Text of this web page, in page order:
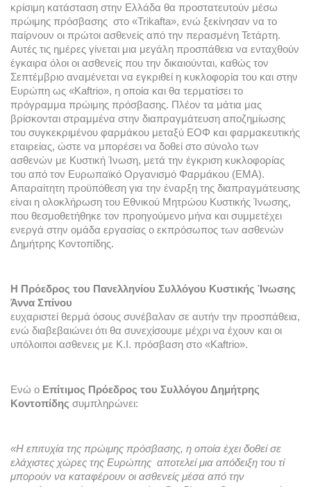
κρίσιμη κατάσταση στην Ελλάδα θα προστατευτούν μέσω
πρώιμης πρόσβασης  στο «Trikafta», ενώ ξεκίνησαν να το
παίρνουν οι πρώτοι ασθενείς από την περασμένη Τετάρτη.
Αυτές τις ημέρες γίνεται μια μεγάλη προσπάθεια να ενταχθούν
έγκαιρα όλοι οι ασθενείς που την δικαιούνται, καθώς τον
Σεπτέμβριο αναμένεται να εγκριθεί η κυκλοφορία του και στην
Ευρώπη ως «Kaftrio», η οποία και θα τερματίσει το
πρόγραμμα πρώιμης πρόσβασης. Πλέον τα μάτια μας
βρίσκονται στραμμένα στην διαπραγμάτευση αποζημίωσης
του συγκεκριμένου φαρμάκου μεταξύ ΕΟΦ και φαρμακευτικής
εταιρείας, ώστε να μπορέσει να δοθεί στο σύνολο των
ασθενών με Κυστική Ίνωση, μετά την έγκριση κυκλοφορίας
του από τον Ευρωπαϊκό Οργανισμό Φαρμάκου (ΕΜΑ).
Απαραίτητη προϋπόθεση για την έναρξη της διαπραγμάτευσης
είναι η ολοκλήρωση του Εθνικού Μητρώου Κυστικής Ίνωσης,
που θεσμοθετήθηκε τον προηγούμενο μήνα και συμμετέχει
ενεργά στην ομάδα εργασίας ο εκπρόσωπος των ασθενών
Δημήτρης Κοντοπίδης.
Η Πρόεδρος του Πανελληνίου Συλλόγου Κυστικής Ίνωσης
Άννα Σπίνου
ευχαριστεί θερμά όσους συνέβαλαν σε αυτήν την προσπάθεια,
ενώ διαβεβαιώνει ότι θα συνεχίσουμε μέχρι να έχουν και οι
υπόλοιποι ασθενεις με Κ.Ι. πρόσβαση στο «Kaftrio».
Ενώ ο Επίτιμος Πρόεδρος του Συλλόγου Δημήτρης
Κοντοπίδης συμπληρώνει:
«Η επιτυχία της πρώιμης πρόσβασης, η οποία έχει δοθεί σε
ελάχιστες χώρες της Ευρώπης  αποτελεί μια απόδειξη του τί
μπορούν να καταφέρουν οι ασθενείς μέσα από την